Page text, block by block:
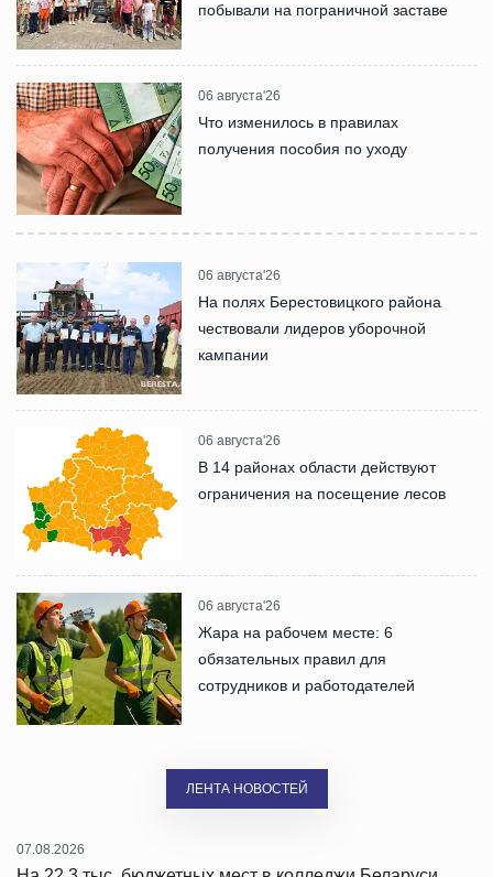
побывали на пограничной заставе
06 августа'26
Что изменилось в правилах
получения пособия по уходу
06 августа'26
На полях Берестовицкого района
чествовали лидеров уборочной
кампании
06 августа'26
В 14 районах области действуют
ограничения на посещение лесов
06 августа'26
Жара на рабочем месте: 6
обязательных правил для
сотрудников и работодателей
ЛЕНТА НОВОСТЕЙ
07.08.2026